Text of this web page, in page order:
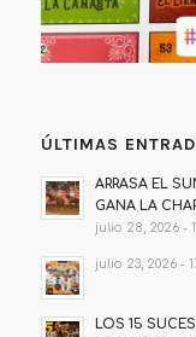
ÚLTIMAS
ARRASA EL
GANA LA
julio 28, 2026 -
julio 23, 2026 -
LOS 15